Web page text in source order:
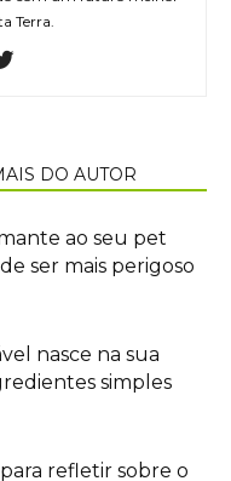
Terra.
DO AUTOR
ao seu pet
ser mais perigoso
nasce na sua
simples
refletir sobre o